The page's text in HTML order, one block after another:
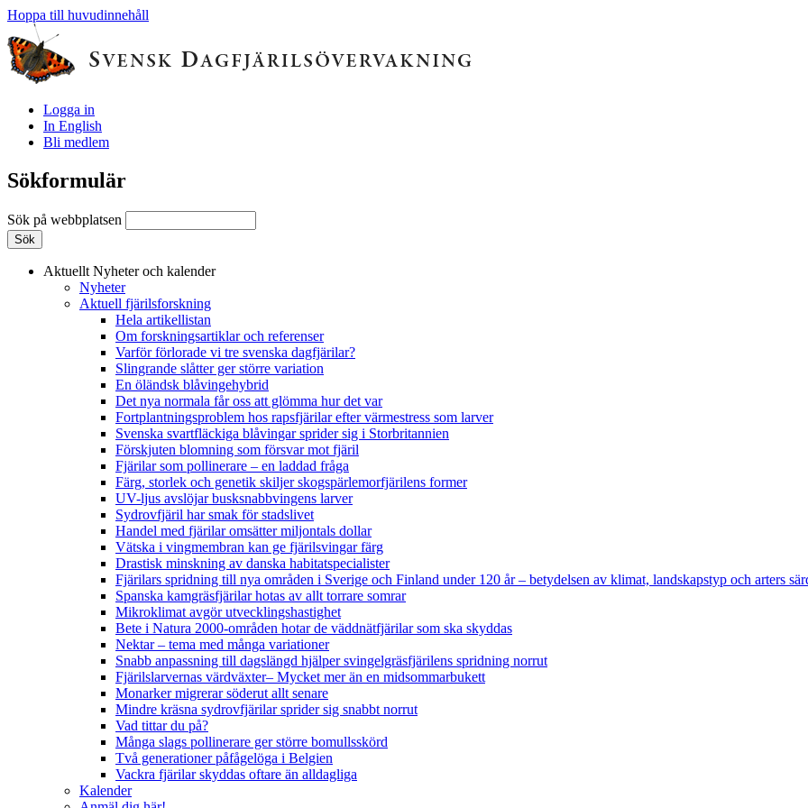
Hoppa till huvudinnehåll
Logga in
In English
Bli medlem
Sökformulär
Sök på webbplatsen
Aktuellt Nyheter och kalender
Nyheter
Aktuell fjärilsforskning
Hela artikellistan
Om forskningsartiklar och referenser
Varför förlorade vi tre svenska dagfjärilar?
Slingrande slåtter ger större variation
En öländsk blåvingehybrid
Det nya normala får oss att glömma hur det var
Fortplantningsproblem hos rapsfjärilar efter värmestress som larver
Svenska svartfläckiga blåvingar sprider sig i Storbritannien
Förskjuten blomning som försvar mot fjäril
Fjärilar som pollinerare – en laddad fråga
Färg, storlek och genetik skiljer skogspärlemorfjärilens former
UV-ljus avslöjar busksnabbvingens larver
Sydrovfjäril har smak för stadslivet
Handel med fjärilar omsätter miljontals dollar
Vätska i vingmembran kan ge fjärilsvingar färg
Drastisk minskning av danska habitatspecialister
Fjärilars spridning till nya områden i Sverige och Finland under 120 år– betydelsen av klimat, landskapstyp och arters
Spanska kamgräsfjärilar hotas av allt torrare somrar
Mikroklimat avgör utvecklingshastighet
Bete i Natura 2000-områden hotar de väddnätfjärilar som ska skyddas
Nektar – tema med många variationer
Snabb anpassning till dagslängd hjälper svingelgräsfjärilens spridning norrut
Fjärilslarvernas värdväxter– Mycket mer än en midsommarbukett
Monarker migrerar söderut allt senare
Mindre kräsna sydrovfjärilar sprider sig snabbt norrut
Vad tittar du på?
Många slags pollinerare ger större bomullsskörd
Två generationer påfågelöga i Belgien
Vackra fjärilar skyddas oftare än alldagliga
Kalender